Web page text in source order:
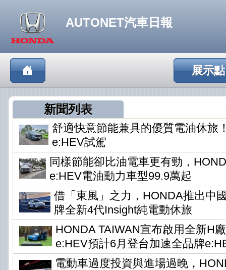
AUTONET汽車日報
展示點
新聞列表
舒適快意節能兼具的優質電油休旅
e:HEV試駕
同樣節能卻比油電車更有勁，
e:HEV電油動力車型99.9萬起
借「東風」之力，HONDA推出中
牌全新4代Insight純電動休旅
HONDA TAIWAN宣布啟用全新H
e:HEV預計6月登台加速全品牌
電動車過度投資與進場過晚，